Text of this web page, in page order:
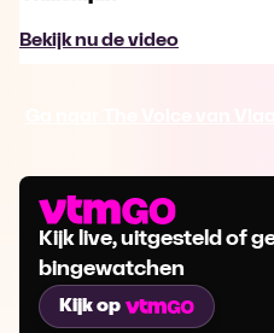
Bekijk nu de video
Kijk live, uitgesteld of
bingewatchen
Kijk op